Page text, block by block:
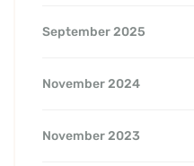
September 2025
November 2024
November 2023